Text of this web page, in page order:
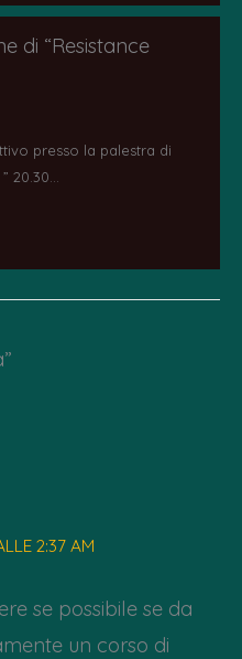
di “Resistance
presso la palestra di
20.30…
2:37 AM
se possibile se da
un corso di